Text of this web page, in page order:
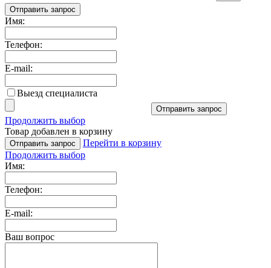
Отправить запрос
Имя:
Телефон:
E-mail:
Выезд специалиста
Отправить запрос
Продолжить выбор
Товар добавлен в корзину
Отправить запрос
Перейти в корзину
Продолжить выбор
Имя:
Телефон:
E-mail:
Ваш вопрос